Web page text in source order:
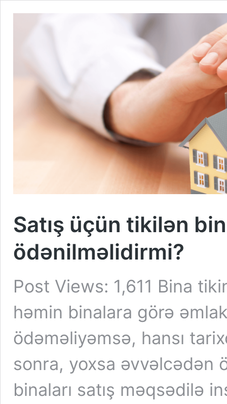
Satış üçün tikilən
ödənilməlidirmi?
Post Views: 1,611 Bina
həmin binalara görə
ödəməliyəmsə, hansı
sonra, yoxsa əvvəlcədən
binaları satış məqsədilə